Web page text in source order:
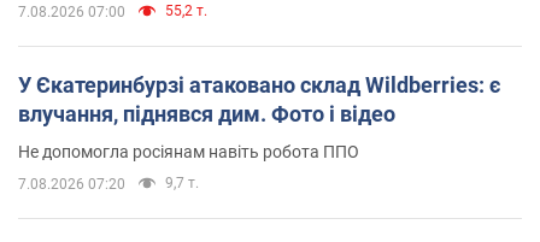
7.08.2026 07:00 55,2 т.
У Єкатеринбурзі атаковано склад Wildberries: є
влучання, піднявся дим. Фото і відео
Не допомогла росіянам навіть робота ППО
7.08.2026 07:20 9,7 т.